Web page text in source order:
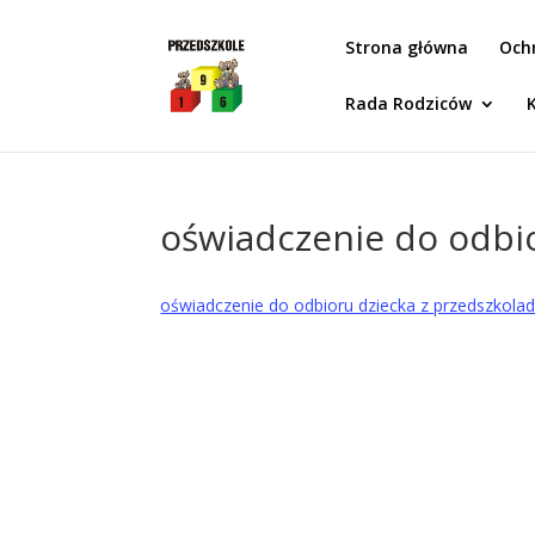
Strona główna
Rada Rodziców
oświadczenie do
oświadczenie do odbioru dziecka z